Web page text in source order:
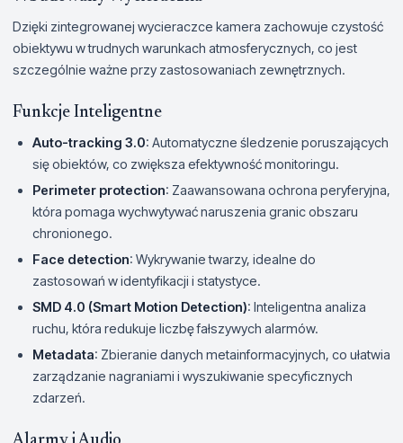
Dzięki zintegrowanej wycieraczce kamera zachowuje czystość
obiektywu w trudnych warunkach atmosferycznych, co jest
szczególnie ważne przy zastosowaniach zewnętrznych.
Funkcje Inteligentne
Auto-tracking 3.0: Automatyczne śledzenie poruszających
się obiektów, co zwiększa efektywność monitoringu.
Perimeter protection: Zaawansowana ochrona peryferyjna,
która pomaga wychwytywać naruszenia granic obszaru
chronionego.
Face detection: Wykrywanie twarzy, idealne do
zastosowań w identyfikacji i statystyce.
SMD 4.0 (Smart Motion Detection): Inteligentna analiza
ruchu, która redukuje liczbę fałszywych alarmów.
Metadata: Zbieranie danych metainformacyjnych, co ułatwia
zarządzanie nagraniami i wyszukiwanie specyficznych
zdarzeń.